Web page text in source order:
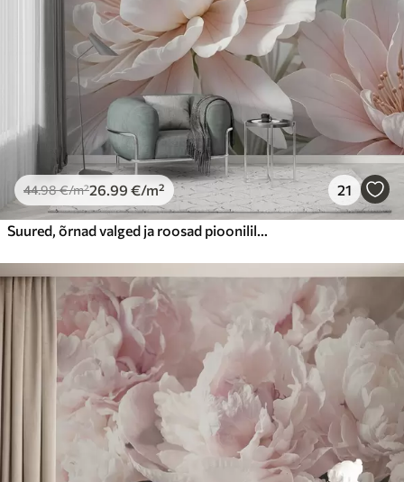
39.00 €/m²
Peel and Stick
49.00€/m²
44.98€/m²26 .99 €/m² 21